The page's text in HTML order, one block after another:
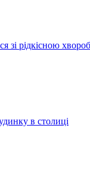
зі рідкісною
в столиці